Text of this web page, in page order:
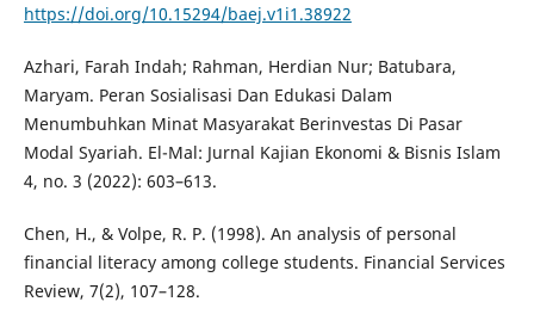
https://doi.org/10.15294/baej.v1i1.38922
Azhari, Farah Indah; Rahman, Herdian Nur; Batubara,
Maryam. Peran Sosialisasi Dan Edukasi Dalam
Menumbuhkan Minat Masyarakat Berinvestas Di Pasar
Modal Syariah. El-Mal: Jurnal Kajian Ekonomi & Bisnis Islam
4, no. 3 (2022): 603–613.
Chen, H., & Volpe, R. P. (1998). An analysis of personal
financial literacy among college students. Financial Services
Review, 7(2), 107–128.